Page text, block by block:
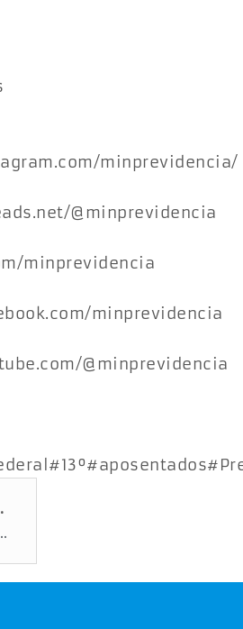
minprevidencia/
@minprevidencia
minprevidencia
minprevidencia
@minprevidencia
AGORA, SE VOCÊ ESTÁ NO LISTÃO DA SORTE